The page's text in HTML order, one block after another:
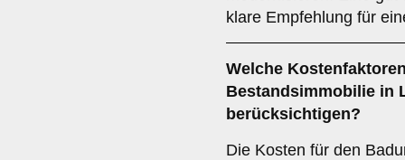
klare Empfehlung für
Welche
Bestandsimmobilie in
berücksichtigen?
Die Kosten für den